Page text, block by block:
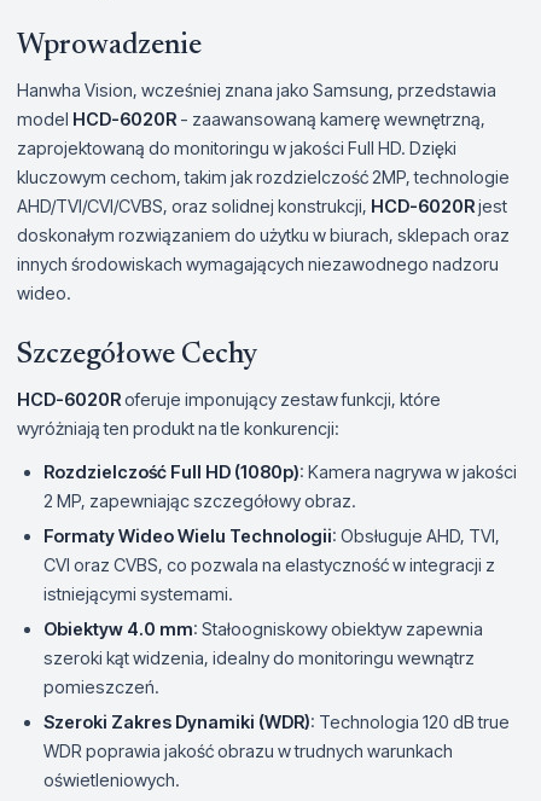
Wprowadzenie
Hanwha Vision, wcześniej znana jako Samsung, przedstawia
model HCD-6020R - zaawansowaną kamerę wewnętrzną,
zaprojektowaną do monitoringu w jakości Full HD. Dzięki
kluczowym cechom, takim jak rozdzielczość 2MP, technologie
AHD/TVI/CVI/CVBS, oraz solidnej konstrukcji, HCD-6020Rjest
doskonałym rozwiązaniem do użytku w biurach, sklepach oraz
innych środowiskach wymagających niezawodnego nadzoru
wideo.
Szczegółowe Cechy
HCD-6020Roferuje imponujący zestaw funkcji, które
wyróżniają ten produkt na tle konkurencji:
Rozdzielczość Full HD (1080p): Kamera nagrywa w jakości
2 MP, zapewniając szczegółowy obraz.
Formaty Wideo Wielu Technologii: Obsługuje AHD, TVI,
CVI oraz CVBS, co pozwala na elastyczność w integracji z
istniejącymi systemami.
Obiektyw 4.0 mm: Stałoogniskowy obiektyw zapewnia
szeroki kąt widzenia, idealny do monitoringu wewnątrz
pomieszczeń.
Szeroki Zakres Dynamiki (WDR): Technologia 120 dB true
WDR poprawia jakość obrazu w trudnych warunkach
oświetleniowych.